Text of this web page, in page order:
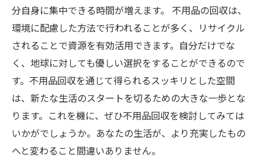
分自身に集中できる時間が増えます。 不用品の回収は、
環境に配慮した方法で行われることが多く、リサイクル
されることで資源を有効活用できます。自分だけでな
く、地球に対しても優しい選択をすることができるので
す。不用品回収を通じて得られるスッキリとした空間
は、新たな生活のスタートを切るための大きな一歩とな
ります。これを機に、ぜひ不用品回収を検討してみては
いかがでしょうか。あなたの生活が、より充実したもの
へと変わること間違いありません。